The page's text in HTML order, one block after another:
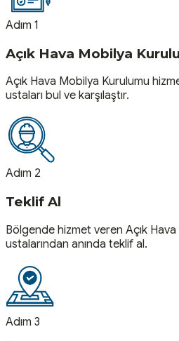
Adım 1
Açık Hava Mobilya
Açık Hava Mobilya Kurulumu
ustaları bul ve karşılaştır.
Adım 2
Teklif Al
Bölgende hizmet veren Açık
ustalarından anında teklif al.
Adım 3